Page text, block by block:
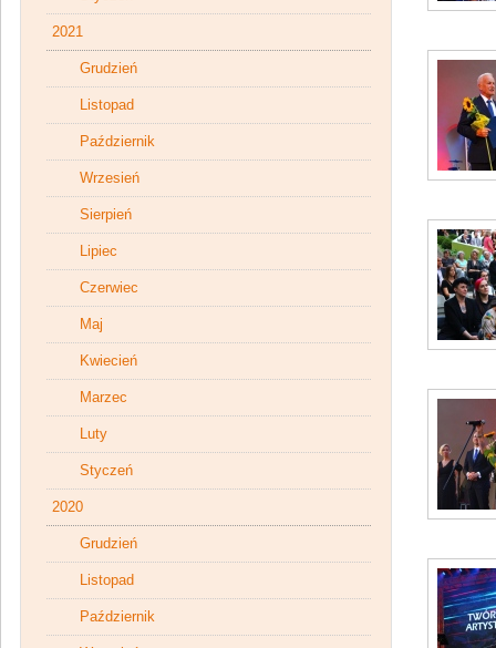
2021
Grudzień
Listopad
Październik
Wrzesień
Sierpień
Lipiec
Czerwiec
Maj
Kwiecień
Marzec
Luty
Styczeń
2020
Grudzień
Listopad
Październik